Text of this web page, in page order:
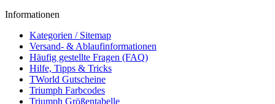
Informationen
Kategorien / Sitemap
Versand- & Ablaufinformationen
Häufig gestellte Fragen (FAQ)
Hilfe, Tipps & Tricks
TWorld Gutscheine
Triumph Farbcodes
Triumph Größentabelle